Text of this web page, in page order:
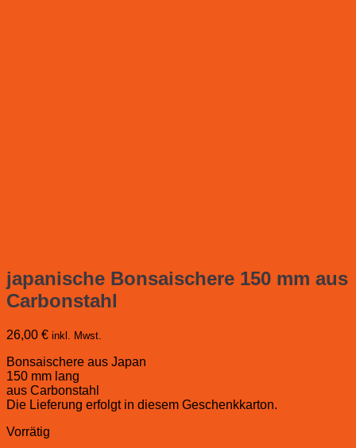
japanische Bonsaischere 150 mm aus
Carbonstahl
26,00 € inkl. Mwst.
Bonsaischere aus Japan
150 mm lang
aus Carbonstahl
Die Lieferung erfolgt in diesem Geschenkkarton.
Vorrätig